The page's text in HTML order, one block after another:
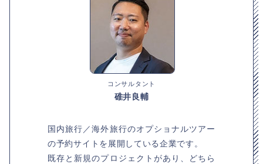
コンサルタント
碓井良輔
国内旅行／海外旅行のオプショナルツアー
の予約サイトを展開している企業です。
既存と新規のプロジェクトがあり、どちら